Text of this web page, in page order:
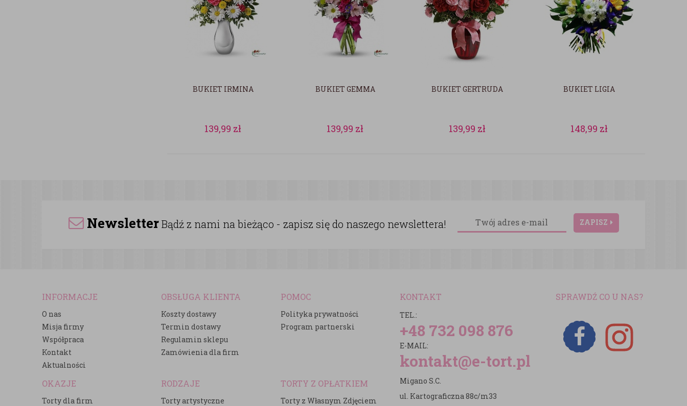
BUKIET IRMINA
139,99 zł
BUKIET GEMMA
139,99 zł
BUKIET GERTRUDA
139,99 zł
BUKIET LIGIA
148,99 zł
NewsletterBądź z nami na bieżąco - zapisz się do naszego newslettera! ZAPISZ
INFORMACJE
O nas
Misja firmy
Współpraca
Kontakt
Aktualności
OBSŁUGA KLIENTA
Koszty dostawy
Termin dostawy
Regulamin sklepu
Zamówienia dla firm
POMOC
Polityka prywatności
Program partnerski
OKAZJE
Torty dla firm
RODZAJE
Torty artystyczne
TORTY Z OPŁATKIEM
Torty z Własnym Zdjęciem
KONTAKT
TEL.:
+48 732 098 876
E-MAIL:
kontakt@e-tort.pl
Migano S.C.
ul. Kartograficzna 88c/m33
SPRAWDŹ CO U NAS?